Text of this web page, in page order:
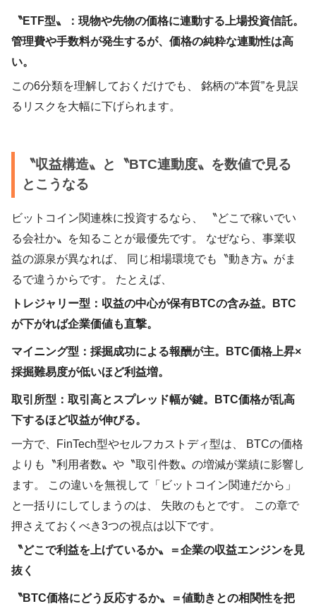
〝ETF型〟：現物や先物の価格に連動する上場投資信託。
管理費や手数料が発生するが、価格の純粋な連動性は高
い。
この6分類を理解しておくだけでも、 銘柄の“本質”を見誤
るリスクを大幅に下げられます。
〝収益構造〟と〝BTC連動度〟を数値で見る
とこうなる
ビットコイン関連株に投資するなら、 〝どこで稼いでい
る会社か〟を知ることが最優先です。 なぜなら、事業収
益の源泉が異なれば、 同じ相場環境でも〝動き方〟がま
るで違うからです。 たとえば、
トレジャリー型：収益の中心が保有BTCの含み益。BTC
が下がれば企業価値も直撃。
マイニング型：採掘成功による報酬が主。BTC価格上昇×
採掘難易度が低いほど利益増。
取引所型：取引高とスプレッド幅が鍵。BTC価格が乱高
下するほど収益が伸びる。
一方で、FinTech型やセルフカストディ型は、 BTCの価格
よりも〝利用者数〟や〝取引件数〟の増減が業績に影響し
ます。 この違いを無視して「ビットコイン関連だから」
と一括りにしてしまうのは、 失敗のもとです。 この章で
押さえておくべき3つの視点は以下です。
〝どこで利益を上げているか〟＝企業の収益エンジンを見
抜く
〝BTC価格にどう反応するか〟＝値動きとの相関性を把